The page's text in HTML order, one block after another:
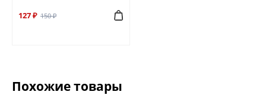
127 ₽ 150 ₽
Похожие товары